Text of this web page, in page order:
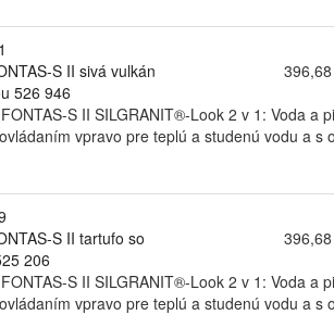
S II sivá vulkán
526 946
S II SILGRANIT®-Look 2 v 1: Voda
vpravo pre teplú a studenú vodu a s
S II tartufo so
206
S II SILGRANIT®-Look 2 v 1: Voda
vpravo pre teplú a studenú vodu a s